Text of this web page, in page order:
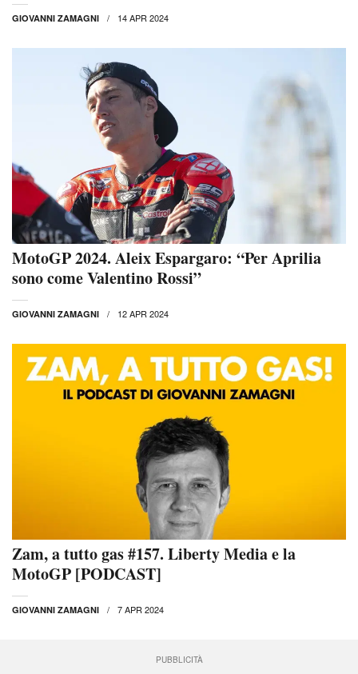
GIOVANNI ZAMAGNI 14 APR 2024
MotoGP 2024. Aleix Espargaro: “Per Aprilia
sono come Valentino Rossi”
GIOVANNI ZAMAGNI 12 APR 2024
Zam, a tutto gas #157. Liberty Media e la
MotoGP [PODCAST]
GIOVANNI ZAMAGNI 7 APR 2024
PUBBLICITÀ